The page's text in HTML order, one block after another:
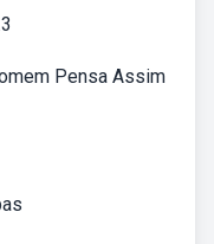
Pensa Assim